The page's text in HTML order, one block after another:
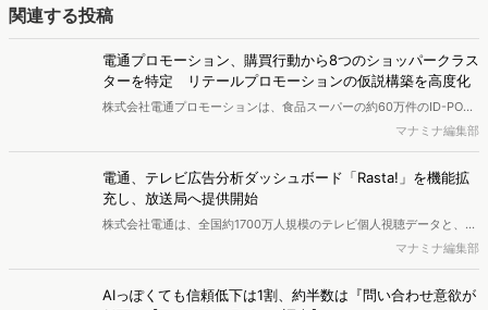
関連する投稿
電通プロモーション、購買行動から8つのショッパークラス
ターを特定 リテールプロモーションの仮説構築を高度化
株式会社電通プロモーションは、食品スーパーの約60万件のID-POS
データと生活者の定性データをAIで分析し、購買行動の特徴に基づい
た8つのショッパークラスターを特定しました。これにより購買時点
における生活者の意識や行動背景の把握が可能となり、リテールプロ
モーションにおけるプランニングの高速化と高精度化を実現できると
いいます。
マナミナ編集部
電通、テレビ広告分析ダッシュボード「Rasta!」を機能拡
充し、放送局へ提供開始
株式会社電通は、全国約1700万人規模のテレビ個人視聴データと、独
自の大規模生活者意識調査データを掛け合わせて、テレビ広告のデー
タ集計や広告効果の分析ができるダッシュボード「Rasta!
（Resourceful Analysis System of TV Audience：ラスタ）」の機能
を拡充し、放送局への提供を開始したことを発表しました。
マナミナ編集部
AIっぽくても信頼低下は1割、約半数は『問い合わせ意欲が